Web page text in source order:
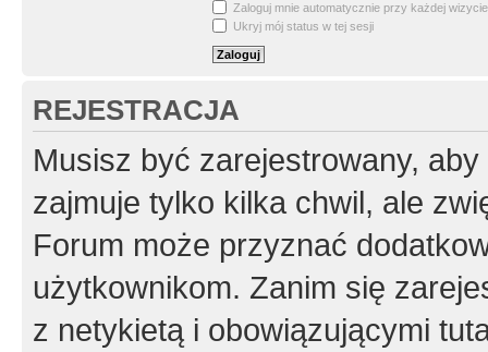
Zaloguj mnie automatycznie przy każdej wizycie
Ukryj mój status w tej sesji
REJESTRACJA
Musisz być zarejestrowany,
zajmuje tylko kilka chwil, ale
Forum może przyznać
użytkownikom. Zanim się
z netykietą i obowiązującymi